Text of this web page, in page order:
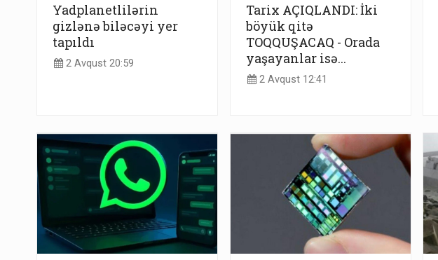
Yadplanetlilərin
gizlənə biləcəyi yer
tapıldı
2 Avqust 20:59
Tarix AÇIQLANDI: İki
böyük qitə
TOQQUŞACAQ - Orada
yaşayanlar isə...
2 Avqust 12:41